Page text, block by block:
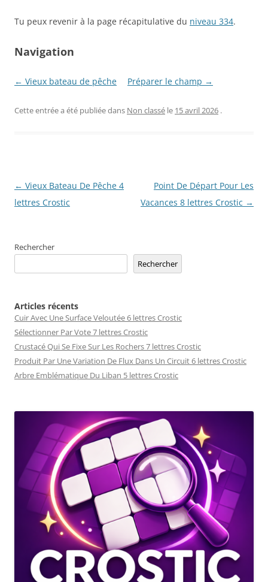
Tu peux revenir à la page récapitulative du niveau 334.
Navigation
← Vieux bateau de pêche Préparer le champ →
Cette entrée a été publiée dans Non classé le 15 avril 2026 .
Navigation
des
← Vieux Bateau De Pêche 4
lettres Crostic
Point De Départ Pour Les
Vacances 8 lettres Crostic →
Rechercher
Rechercher
Articles récents
Cuir Avec Une Surface Veloutée 6 lettres Crostic
Sélectionner Par Vote 7 lettres Crostic
Crustacé Qui Se Fixe Sur Les Rochers 7 lettres Crostic
Produit Par Une Variation De Flux Dans Un Circuit 6 lettres Crostic
Arbre Emblématique Du Liban 5 lettres Crostic